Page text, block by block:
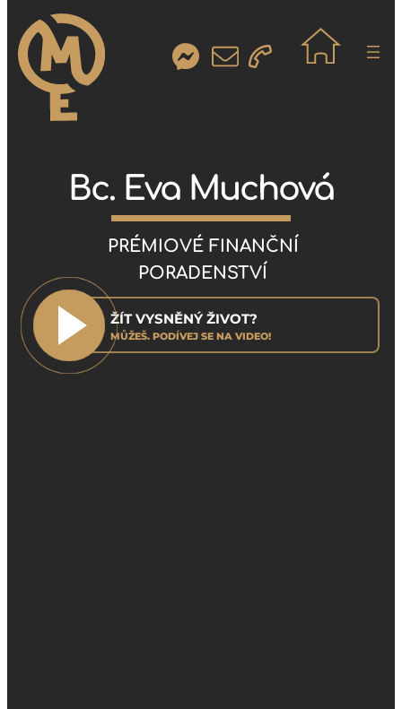
Bc. Eva Muchová
PRÉMIOVÉ FINANČNÍ
PORADENSTVÍ
ŽÍT VYSNĚNÝ ŽIVOT?
MŮŽEŠ. PODÍVEJ SE NA VIDEO!